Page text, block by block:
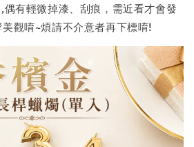
有輕微掉漆、刮痕，需近看才會發
觀唷~煩請不介意者再下標唷!